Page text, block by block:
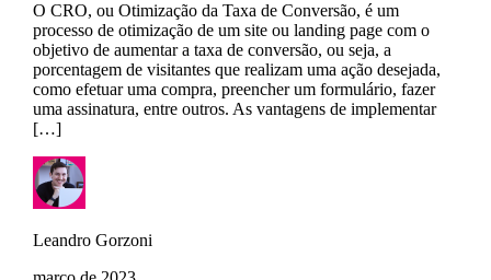
O CRO, ou Otimização da Taxa de Conversão, é um
processo de otimização de um site ou landing page com o
objetivo de aumentar a taxa de conversão, ou seja, a
porcentagem de visitantes que realizam uma ação desejada,
como efetuar uma compra, preencher um formulário, fazer
uma assinatura, entre outros. As vantagens de implementar
[…]
Leandro Gorzoni